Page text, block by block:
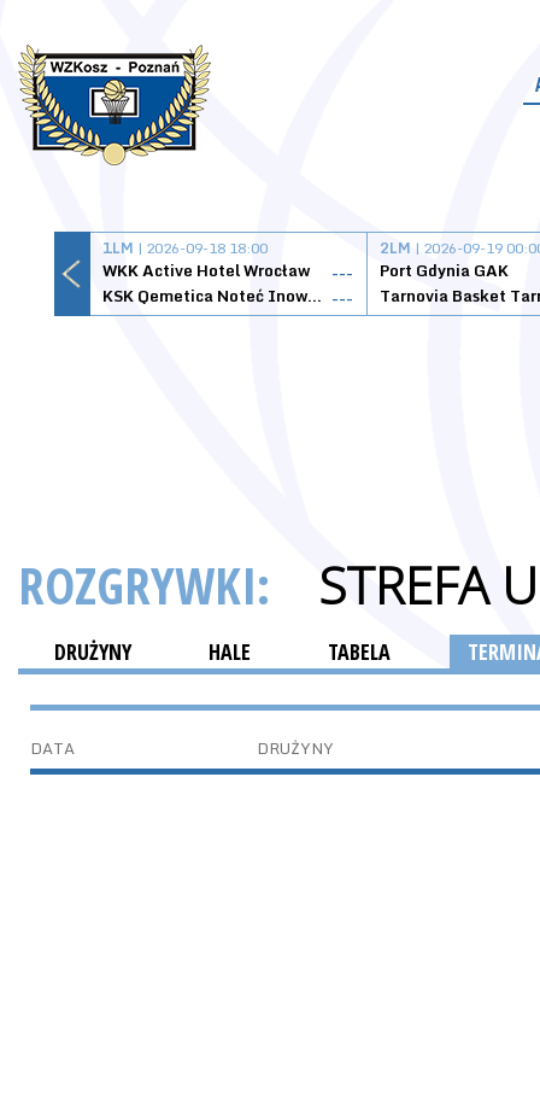
1LM | 2026-09-18 18:00
WKK Active Hotel Wrocław
---
KSK Qemetica Noteć Inowrocław ---
2LM | 2026-09-19
Port Gdynia GAK
ROZGRYWKI: STREFA
DRUŻYNY HALE TABELA
DATA DRUŻYNY